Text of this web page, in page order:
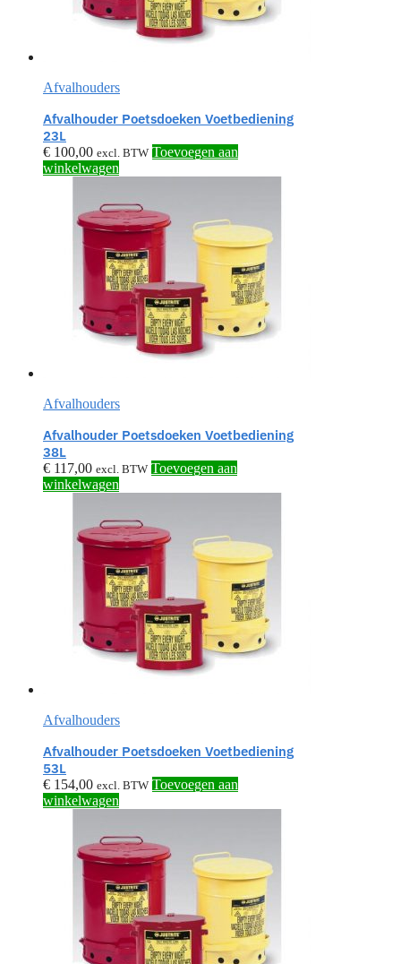
Afvalhouders
Afvalhouder Poetsdoeken Voetbediening
23L
€ 100,00 excl. BTW Toevoegen aan
winkelwagen
Afvalhouders
Afvalhouder Poetsdoeken Voetbediening
38L
€ 117,00 excl. BTW Toevoegen aan
winkelwagen
Afvalhouders
Afvalhouder Poetsdoeken Voetbediening
53L
€ 154,00 excl. BTW Toevoegen aan
winkelwagen